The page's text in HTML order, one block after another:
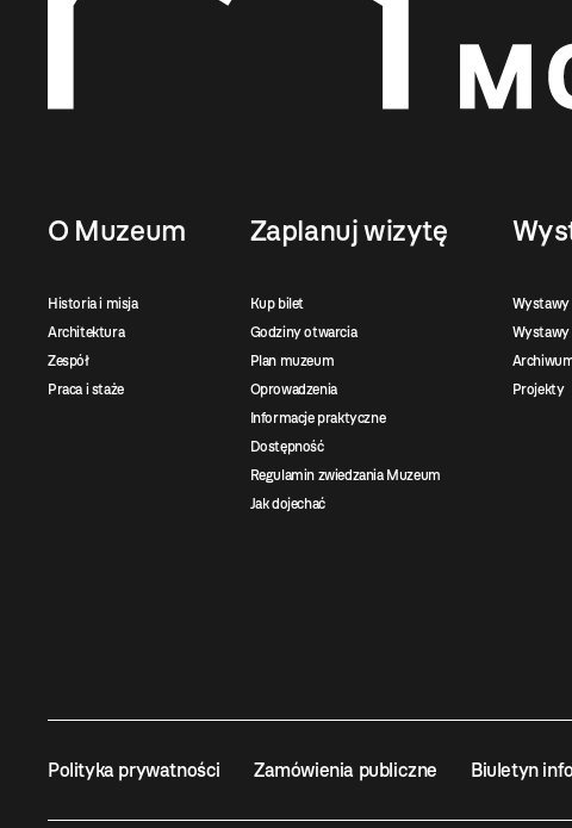
O Muzeum
Historia i misja
Architektura
Zespół
Praca i staże
Zaplanuj wizytę
Kup bilet
Godziny otwarcia
Plan muzeum
Oprowadzenia
Informacje praktyczne
Dostępność
Regulamin zwiedzania Muzeum
Jak dojechać
Wystawy
Wystawy
Projekty
Polityka prywatności Zamówienia publiczne Biuletyn